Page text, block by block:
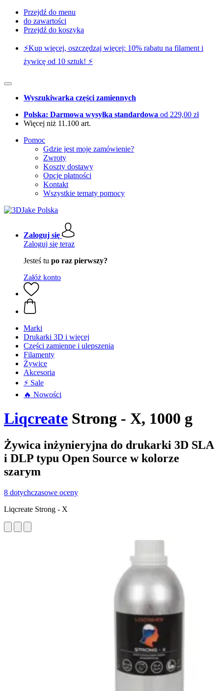
Przejdź do menu
do zawartości
Przejdź do koszyka
⚡️Kup więcej, oszczędzaj więcej: 10% rabatu na filament i
żywicę od 10 sztuk! ⚡️
Wyszukiwarka części zamiennych
Polska: Darmowa wysyłka standardowa od 229,00 zł
Więcej niż 11.100 art.
Pomoc
Gdzie jest moje zamówienie?
Zwroty
Koszty dostawy
Opcje płatności
Kontakt
Wszystkie tematy pomocy
Zaloguj się
Zaloguj się teraz
Jesteś tu po raz pierwszy?
Załóż konto
Marki
Drukarki 3D i więcej
Części zamienne i ulepszenia
Filamenty
Żywice
Akcesoria
⚡ Sale
🔥 Nowości
Liqcreate Strong - X, 1000 g
Żywica inżynieryjna do drukarki 3D SLA
i DLP typu Open Source w kolorze
szarym
8 dotychczasowe oceny
Liqcreate Strong - X